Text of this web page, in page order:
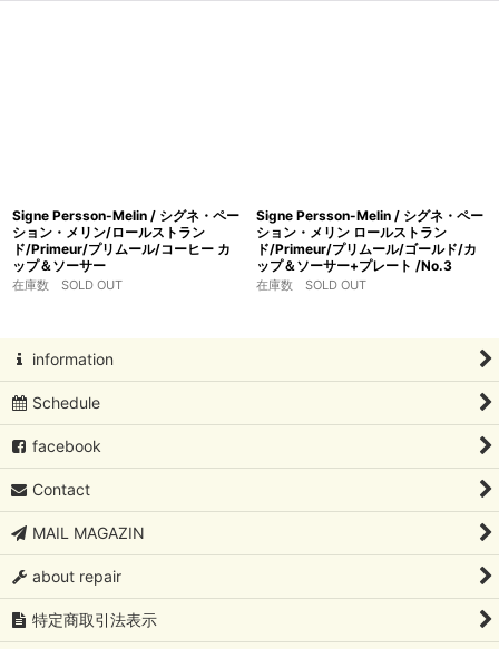
Signe Persson-Melin / シグネ・ペー
ション・メリン/ロールストラン
ド/Primeur/プリムール/コーヒー カ
ップ＆ソーサー
在庫数 SOLD OUT
Signe Persson-Melin / シグネ・ペー
ション・メリン ロールストラン
ド/Primeur/プリムール/ゴールド/カ
ップ＆ソーサー+プレート /No.3
在庫数 SOLD OUT
information
Schedule
facebook
Contact
MAIL MAGAZIN
about repair
特定商取引法表示